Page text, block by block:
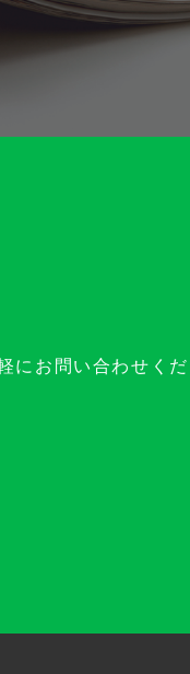
にお問い合わせくだ